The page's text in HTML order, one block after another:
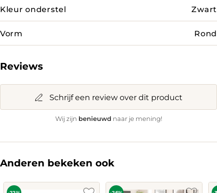
Kleur onderstel Zwart
Vorm Rond
Reviews
Schrijf een review over dit product
Wij zijn benieuwd naar je mening!
Anderen bekeken ook